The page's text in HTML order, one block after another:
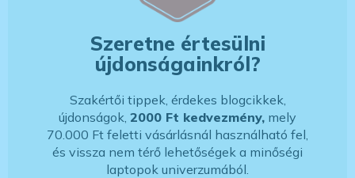
Szeretne értesülni
újdonságainkról?
Szakértői tippek, érdekes blogcikkek,
újdonságok, 2000 Ft kedvezmény, mely
70.000 Ft feletti vásárlásnál használható fel,
és vissza nem térő lehetőségek a minőségi
laptopok univerzumából.